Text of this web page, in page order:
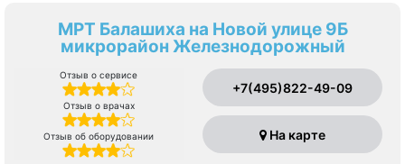
МРТ Балашиха на Новой улице 9Б
микрорайон Железнодорожный
Отзыв о сервисе
Отзыв о врачах
Отзыв об оборудовании
+7(495)822-49-09
На карте